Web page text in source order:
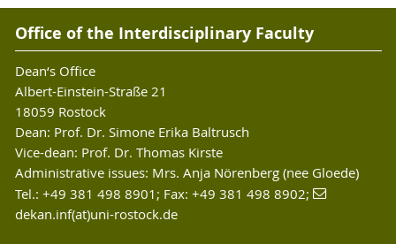
Experimentellen Ausstellung zum
Universitätsjubiläum
(Pressemeldung 10.7.17)
Es ist wohl das ambitionierteste Projekt zum 600.
Jubiläum der Universität Rostock. In Kooperation
mit der Stadt Rostock ist eine Ausstellung mit
internationaler Ausstrahlung unter dem Titel
„Experiment Zukunft“ für 2019 in Planung. Dr.
Susanne Jaschko (Foto) aus Berlin wird die
Office of the Interdisciplinary Faculty
Dean‘s Office
Albert-Einstein-Straße 21
18059 Rostock
Dean: Prof. Dr. Simone Erika Baltrusch
Vice-dean: Prof. Dr. Thomas Kirste
Administrative issues: Mrs. Anja Nörenberg (nee Gloede)
Tel.: +49 381 498 8901; Fax: +49 381 498 8902;
dekan.inf(at)uni-rostock.de